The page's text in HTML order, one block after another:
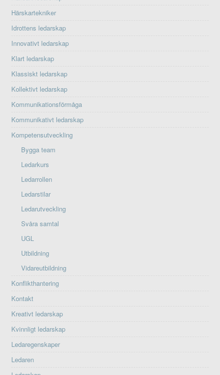
Härskartekniker
Idrottens ledarskap
Innovativt ledarskap
Klart ledarskap
Klassiskt ledarskap
Kollektivt ledarskap
Kommunikationsförmåga
Kommunikativt ledarskap
Kompetensutveckling
Bygga team
Ledarkurs
Ledarrollen
Ledarstilar
Ledarutveckling
Svåra samtal
UGL
Utbildning
Vidareutbildning
Konflikthantering
Kontakt
Kreativt ledarskap
Kvinnligt ledarskap
Ledaregenskaper
Ledaren